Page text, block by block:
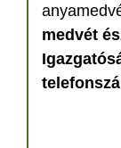
medvét